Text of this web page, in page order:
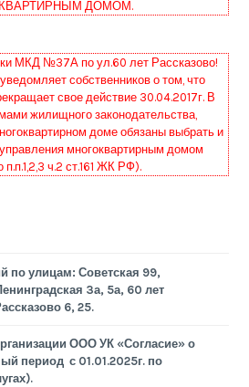
ДОМОМ.
МКД №37А по ул.60 лет Рассказово!
собственников о том, что
свое действие 30.04.2017г. В
жилищного законодательства,
доме обязаны выбрать и
многоквартирным домом
п.п.1,2,3 ч.2 ст.161 ЖК РФ).
по улицам: Советская 99,
3а, 5а, 60 лет
6, 25.
ООО УК «Согласие» о
период с 01.01.2025г. по